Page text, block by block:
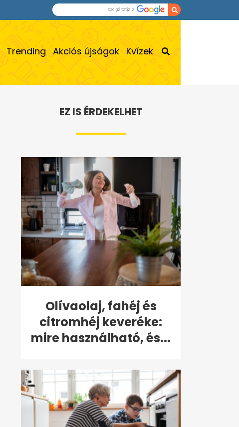
Trending Akciós újságok Kvízek
EZ IS ÉRDEKELHET
Olívaolaj, fahéj és
citromhéj keveréke:
mire használható, és...